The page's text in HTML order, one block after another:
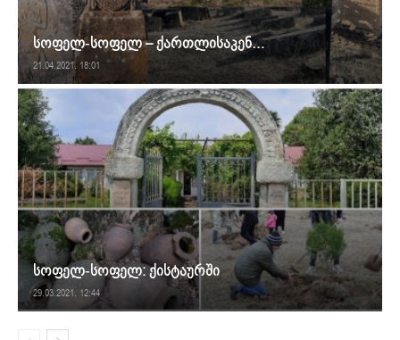
სოფელ-სოფელ – ქართლისაკენ…
21.04.2021. 18:01
სოფელ-სოფელ: ქისტაურში
29.03.2021. 12:44